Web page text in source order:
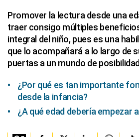
Promover la lectura desde una
traer consigo múltiples
integral del niño, pues es una
que lo acompañará a lo largo de
puertas a un mundo de
¿Por qué es tan importante
desde la infancia?
¿A qué edad debería empezar